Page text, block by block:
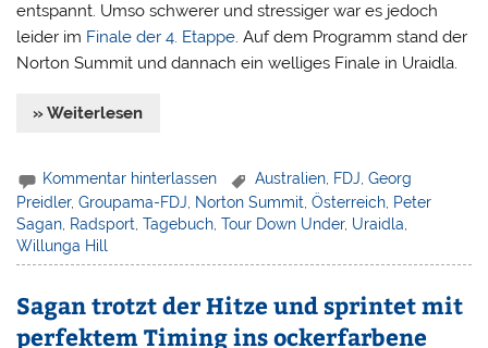
entspannt. Umso schwerer und stressiger war es jedoch
leider im Finale der 4. Etappe. Auf dem Programm stand der
Norton Summit und dannach ein welliges Finale in Uraidla.
» Weiterlesen
Kommentar hinterlassen Australien, FDJ,Georg
Preidler,Groupama-FDJ Norton Summit ,Österreich Peter
Sagan Radsport ,Tagebuch ,Tour Down Under, Uraidla
Willunga Hill
Sagan trotzt der Hitze und sprintet mit
perfektem Timing ins ockerfarbene